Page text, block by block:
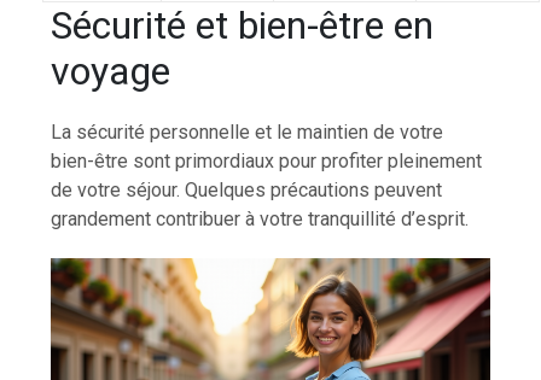
Sécurité et bien-être en
voyage
La sécurité personnelle et le maintien de votre
bien-être sont primordiaux pour profiter pleinement
de votre séjour. Quelques précautions peuvent
grandement contribuer à votre tranquillité d’esprit.